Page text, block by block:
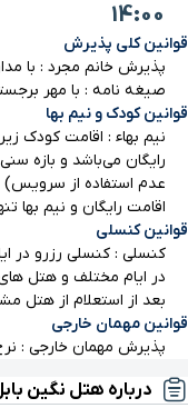
موزه تاریخ
پایانه مسافربری شرق
پارک شادی
سقانفار شیاده
دریاچه سد شیاده
آبگرم ازرود
دریاچه کامی کلا
14:00
قوانین کلی پذیرش
پذیرش خانم مجرد : با
صیغه نامه : با مهر
قوانین کودک و نیم بها
عدم استفاده از سرویس)
اقامت رایگان و نیم بها
قوانین کنسلی
کنسلی : کنسلی رزرو در
در ایام مختلف و هتل
بعد از استعلام از هتل
قوانین مهمان خارجی
پذیرش مهمان خارجی :
درباره هتل نگین